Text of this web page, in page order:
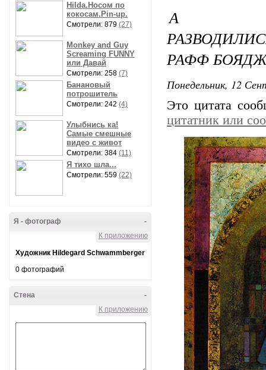
Hilda.Носом по
кокосам.Pin-up.
Смотрели: 879 (27)
Monkey and Guy
Screaming FUNNY
или Давай
Смотрели: 258 (7)
Банановый
потрошитель
Смотрели: 242 (4)
Улыбнись ка!
Самые смешные
видео с живот
Смотрели: 384 (11)
Я тихо шла...
Смотрели: 559 (22)
-
Я - фотограф
К приложению
Художник Hildegard Schwammberger
0 фотографий
-
Стена
К приложению
А
РАФФ
Понедельник, 12
Это цитата
цитатник или